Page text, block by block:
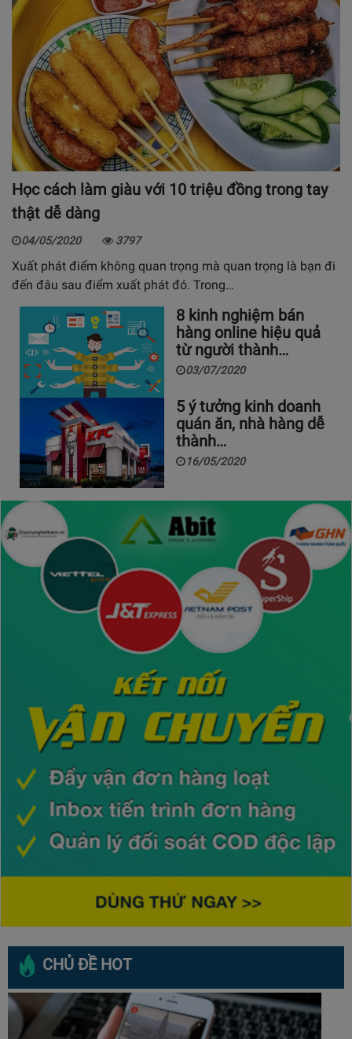
Học cách làm giàu với 10 triệu đồng trong tay
thật dễ dàng
04/05/2020 3797
Xuất phát điểm không quan trọng mà quan trọng là bạn đi
đến đâu sau điểm xuất phát đó. Trong…
8 kinh nghiệm bán
hàng online hiệu quả
từ người thành…
03/07/2020
5 ý tưởng kinh doanh
quán ăn, nhà hàng dễ
thành…
16/05/2020
CHỦ ĐỀ HOT